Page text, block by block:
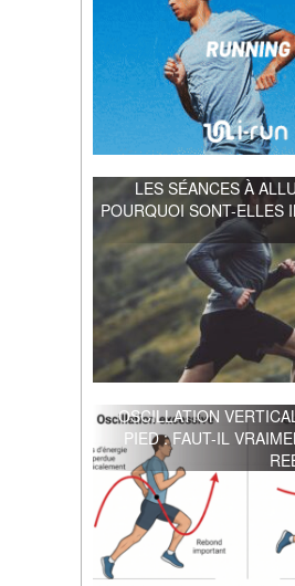
LES SÉANCES À
POURQUOI SONT-ELLES
OSCILLATION
PIED : FAUT-IL